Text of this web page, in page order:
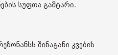
სუფთა გამტარი.
შინაგანი კვების